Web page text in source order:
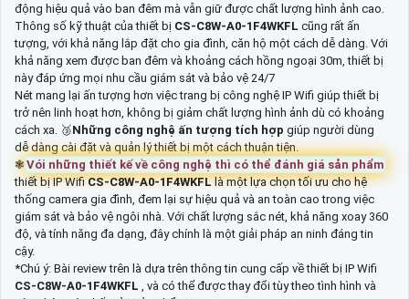
động hiệu quả vào ban đêm mà vẫn giữ được chất lượng hình ảnh cao.
Thông số kỹ thuật của thiết bị CS-C8W-A0-1F4WKFL cũng rất ấn
tượng, với khả năng lắp đặt cho gia đình, căn hộ một cách dễ dàng. Với
khả năng xem được ban đêm và khoảng cách hồng ngoại 30m, thiết bị
này đáp ứng mọi nhu cầu giám sát và bảo vệ 24/7
Nét mang lại ấn tượng hơn việc trang bị công nghệ IP Wifi giúp thiết bị
trở nên linh hoạt hơn, không bị giảm chất lượng hình ảnh dù có khoảng
cách xa. 🥉Những công nghệ ấn tượng tích hợp giúp người dùng
dễ dàng cài đặt và quản lý thiết bị một cách thuận tiện.
❃ Vói những thiết kế về công nghệ thì có thể đánh giá sản phẩm
thiết bị IP WifiCS-C8W-A0-1F4WKFLlà một lựa chọn tối ưu cho hệ
thống camera gia đình, đem lại sự hiệu quả và an toàn cao trong việc
giám sát và bảo vệ ngôi nhà. Với chất lượng sắc nét, khả năng xoay 360
độ, và tính năng đa dạng, đây chính là một giải pháp an ninh đáng tin
cậy.
*Chú ý: Bài review trên là dựa trên thông tin cung cấp về thiết bị IP Wifi
CS-C8W-A0-1F4WKFL
, và có thể được thay đổi tùy theo tình hình và